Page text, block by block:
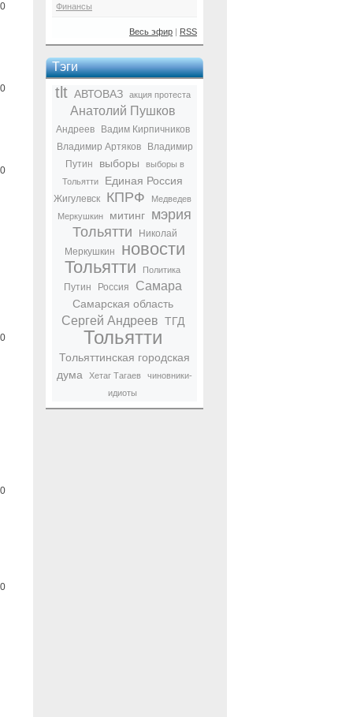
0
0
0
0
0
0
Финансы
Весь эфир | RSS
Тэги
tlt АВТОВАЗ акция протеста
Анатолий Пушков
Андреев
Вадим Кирпичников
Владимир Артяков
Владимир
Путин
выборы
выборы в
Тольятти
Единая Россия
Жигулевск КПРФ
Медведев
Меркушкин
митинг мэрия
Тольятти
Николай
Меркушкин
новости
Тольятти
Политика
Путин Россия Самара
Самарская область
Сергей Андреев ТГД
Тольятти
Тольяттинская городская
дума
Хетаг Тагаев
чиновники-
идиоты